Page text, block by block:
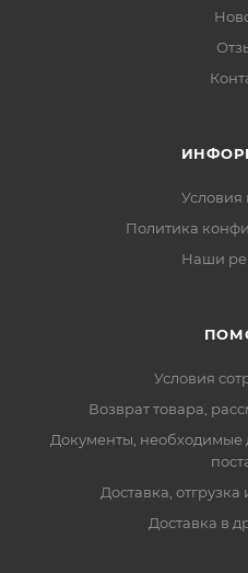
Условия
Политика
Наши
Условия
Возврат товара,
Документы, необходимые
Доставка,
Доставка в